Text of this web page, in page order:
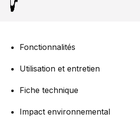
Fonctionnalités
Utilisation et entretien
Fiche technique
Impact environnemental